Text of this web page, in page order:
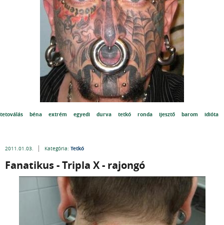
tetoválás béna extrém egyedi durva tetkó ronda ijesztő barom idióta
2011.01.03. Kategória: Tetkó
Fanatikus - Tripla X - rajongó